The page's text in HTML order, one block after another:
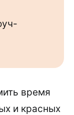
время
и красных